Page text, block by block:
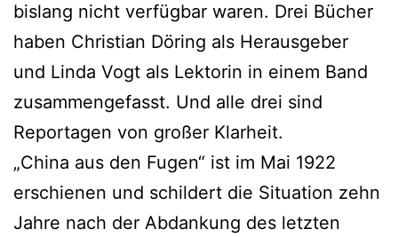
bislang nicht verfügbar waren. Drei Bücher
haben Christian Döring als Herausgeber
und Linda Vogt als Lektorin in einem Band
zusammengefasst. Und alle drei sind
Reportagen von großer Klarheit.
„China aus den Fugen“ ist im Mai 1922
erschienen und schildert die Situation zehn
Jahre nach der Abdankung des letzten